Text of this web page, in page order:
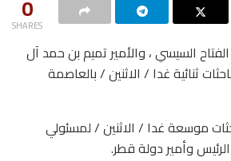
0
SHARES
السيسي ، والأمير تميم بن حمد آل
ثنائية غدا / الاثنين / بالعاصمة
موسعة غدا / الاثنين / لمسئولي
وأمير دولة قطر.